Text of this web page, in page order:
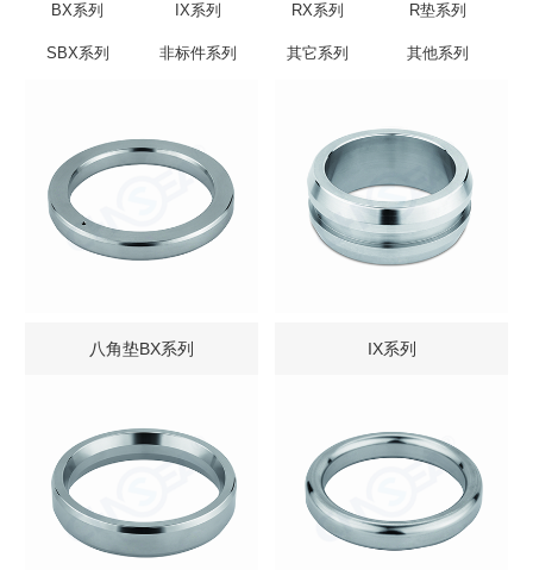
BX系列 IX系列 RX系列 R垫系列
SBX系列 非标件系列 其它系列 其他系列
八角垫BX系列 IX系列